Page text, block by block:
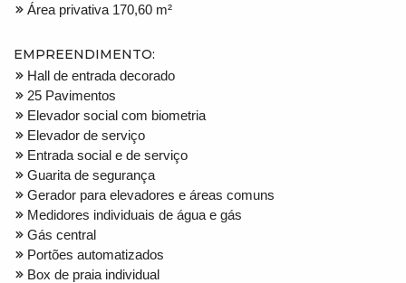
Área privativa 170,60 m²
EMPREENDIMENTO:
Hall de entrada decorado
25 Pavimentos
Elevador social com biometria
Elevador de serviço
Entrada social e de serviço
Guarita de segurança
Gerador para elevadores e áreas comuns
Medidores individuais de água e gás
Gás central
Portões automatizados
Box de praia individual